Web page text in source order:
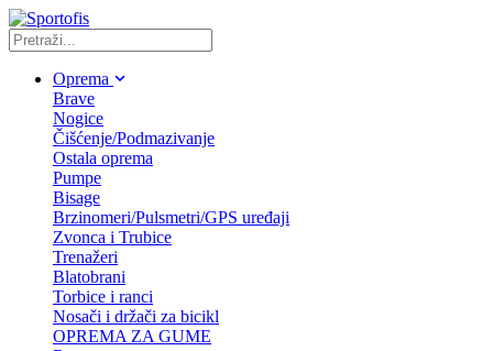
Oprema
Brave
Nogice
Čišćenje/Podmazivanje
Ostala oprema
Pumpe
Bisage
Brzinomeri/Pulsmetri/GPS uređaji
Zvonca i Trubice
Trenažeri
Blatobrani
Torbice i ranci
Nosači i držači za bicikl
OPREMA ZA GUME